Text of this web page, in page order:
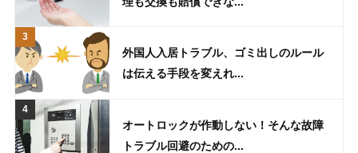
外国人入居トラブル、ゴミ出しのルール
は伝える手段を変えれ...
オートロックが作動しない！そんな故障
トラブル回避のための...